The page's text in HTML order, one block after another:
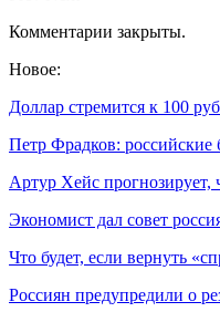
Комментарии закрыты.
Новое:
Доллар стремится к 100
Петр Фрадков:
Артур Хейс прогнозирует,
Экономист дал совет
Что будет, если вернуть
Россиян предупредили о